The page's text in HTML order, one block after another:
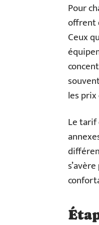
Pour
offrent
Ceux
les
Le tarif